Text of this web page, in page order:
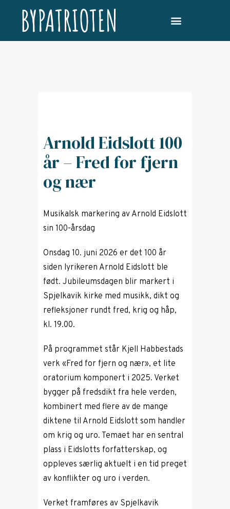
Arnold Eidslott 100
år – Fred for fjern
og nær
Musikalsk markering av Arnold Eidslott
sin 100-årsdag
Onsdag 10. juni 2026 er det 100 år
siden lyrikeren Arnold Eidslott ble
født. Jubileumsdagen blir markert i
Spjelkavik kirke med musikk, dikt og
refleksjoner rundt fred, krig og håp,
kl. 19.00.
På programmet står Kjell Habbestads
verk «Fred for fjern og nær», et lite
oratorium komponert i 2025. Verket
bygger på fredsdikt fra hele verden,
kombinert med flere av de mange
diktene til Arnold Eidslott som handler
om krig og uro. Temaet har en sentral
plass i Eidslotts forfatterskap, og
oppleves særlig aktuelt i en tid preget
av konflikter og uro i verden.
Verket framføres av Spjelkavik